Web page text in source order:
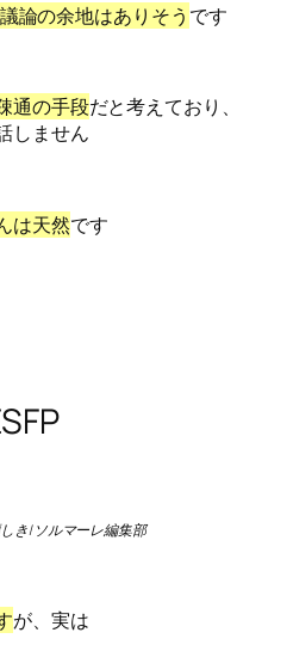
論の余地はありそう です
通の手段だと考えており、
しません
は天然です
き/ソルマーレ編集部
が、実は